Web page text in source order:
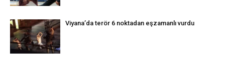
Viyana’da terör 6 noktadan eşzamanlı vurdu